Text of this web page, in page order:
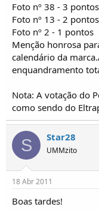
Foto nº 38 - 3 pontos
Foto nº 13 - 2 pontos
Foto nº 2 - 1 pontos
Menção honrosa
calendário da
enquandramento
Nota: A votação do
como sendo do
S Star28
UMMzito
18 Abr 2011
Boas tardes!